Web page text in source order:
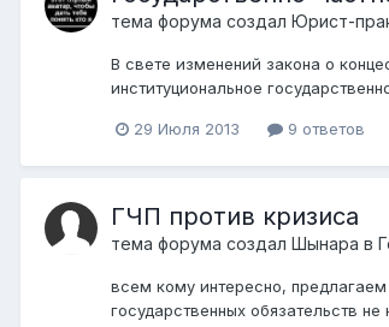
тема форума создал Юрист-
В свете изменений закона о
институциональное
29 Июля 2013 9 ответов
ГЧП против кризиса
тема форума создал Шынара в
всем кому интересно,
государственных обязательств